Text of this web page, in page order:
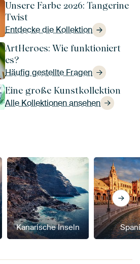
Unsere Farbe 2026: Tangerine
Twist
Entdecke die Kollektion
ArtHeroes: Wie funktioniert
es?
Häufig gestellte Fragen
Eine große Kunstkollektion
Alle Kollektionen ansehen
Kanarische Inseln